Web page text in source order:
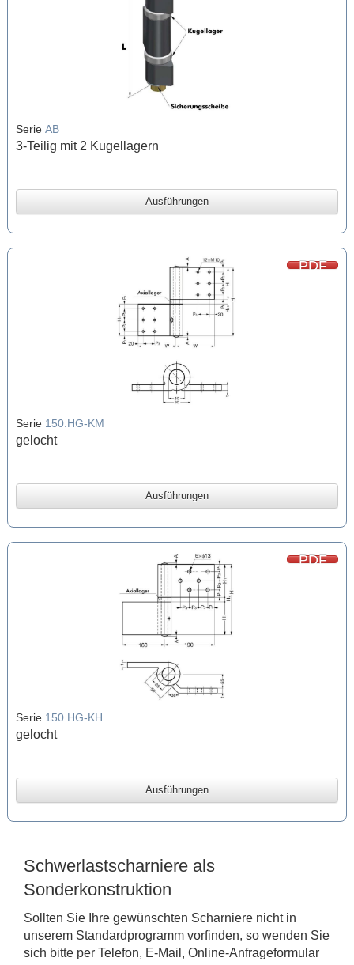
Serie AB
3-Teilig mit 2 Kugellagern
Ausführungen
PDF
Serie 150.HG-KM
gelocht
Ausführungen
PDF
Serie 150.HG-KH
gelocht
Ausführungen
Schwerlastscharniere als
Sonderkonstruktion
Sollten Sie Ihre gewünschten Scharniere nicht in
unserem Standardprogramm vorfinden, so wenden Sie
sich bitte per Telefon, E-Mail, Online-Anfrageformular